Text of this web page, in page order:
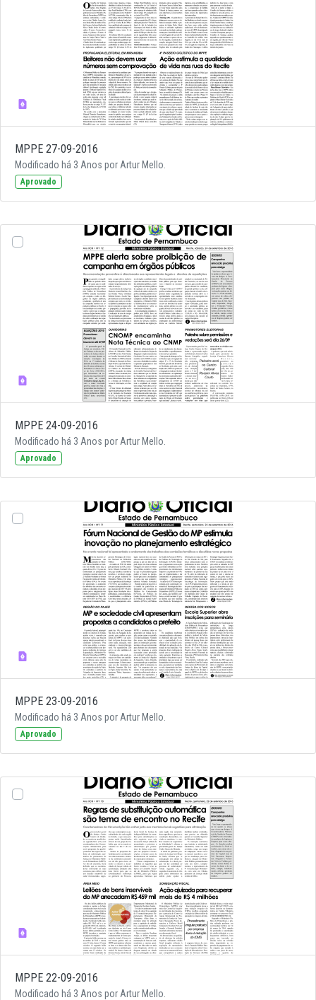
MPPE 27-09-2016
Modificado há 3 Anos por Artur Mello.
Aprovado
MPPE 24-09-2016
Modificado há 3 Anos por Artur Mello.
Aprovado
MPPE 23-09-2016
Modificado há 3 Anos por Artur Mello.
Aprovado
MPPE 22-09-2016
Modificado há 3 Anos por Artur Mello.